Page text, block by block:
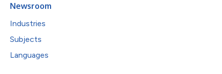
Newsroom
Industries
Subjects
Languages